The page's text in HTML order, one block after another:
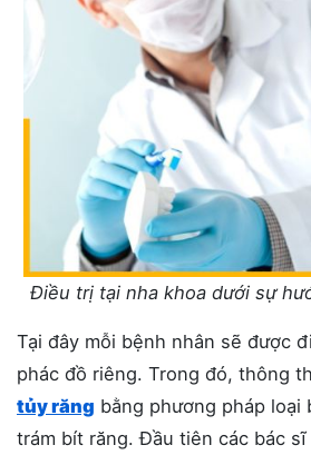
Điều trị tại nha khoa dưới sự
Tại đây mỗi bệnh nhân sẽ được
phác đồ riêng. Trong đó, thông
tủy răng bằng phương pháp loại
trám bít răng. Đầu tiên các bác